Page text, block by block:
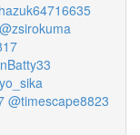
@zsirokuma
@timescape8823